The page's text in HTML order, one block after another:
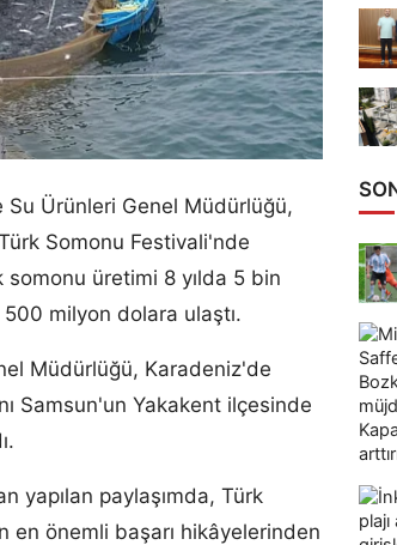
Su Ürünleri Genel Müdürlüğü,
Somonu Festivali'nde
üretimi 8 yılda 5 bin
milyon dolara ulaştı.
Müdürlüğü, Karadeniz'de
Samsun'un Yakakent ilçesinde
yapılan paylaşımda, Türk
en önemli başarı hikâyelerinden